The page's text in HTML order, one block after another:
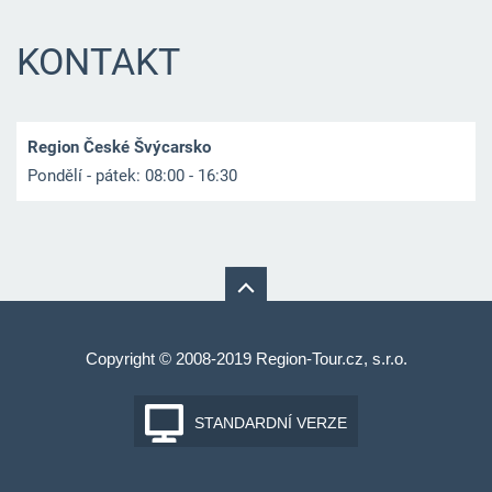
KONTAKT
Region České Švýcarsko
Pondělí - pátek: 08:00 - 16:30
Copyright © 2008-2019 Region-Tour.cz, s.r.o.
STANDARDNÍ VERZE